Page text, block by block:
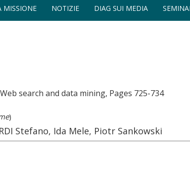
MISSIONE NOTIZIE DIAG SUI MEDIA
search and data mining, Pages 725-734
)
Stefano, Ida Mele, Piotr Sankowski